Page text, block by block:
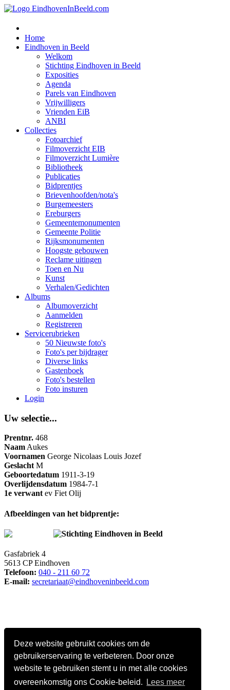
Deze website gebruikt cookies om de
gebruikerservaring te verbeteren. Door onze
website te gebruiken stemt u in met alle cookies
overeenkomstig ons Cookie-beleid.
Lees meer
Home
Eindhoven in Beeld
Welkom
Stichting Eindhoven in Beeld
Exposities
Agenda
Parels van Eindhoven
Vrijwilligers
Vrienden EiB
ANBI
Collecties
Fotoarchief
Filmoverzicht EIB
Filmoverzicht Lumière
Bibliotheek
Publicaties
Bidprentjes
Brievenhoofden/nota's
Burgemeesters
Ereburgers
Gemeentemonumenten
Gemeente Politie
Rijksmonumenten
Hoogste gebouwen
Reclame uitingen
Toen en Nu
Kunst
Verhalen/Gedichten
Albums
Albumoverzicht
Aanmelden
Registreren
Servicerubrieken
50 Nieuwste foto's
Foto's per bijdrager
Diverse links
Gastenboek
Foto's bestellen
Foto insturen
Login
Uw selectie...
Prentnr. 468
NaamAukes
Voornamen George Nicolaas Louis Jozef
GeslachtM
Geboortedatum 1911-3-19
Overlijdensdatum 1984-7-1
1e verwantev Fiet Olij
Afbeeldingen van het bidprentje:
Stichting Eindhoven in Beeld
Gasfabriek 4
5613 CP Eindhoven
Telefoon: 040 - 211 60 72
E-mail: secretariaat@eindhoveninbeeld.com